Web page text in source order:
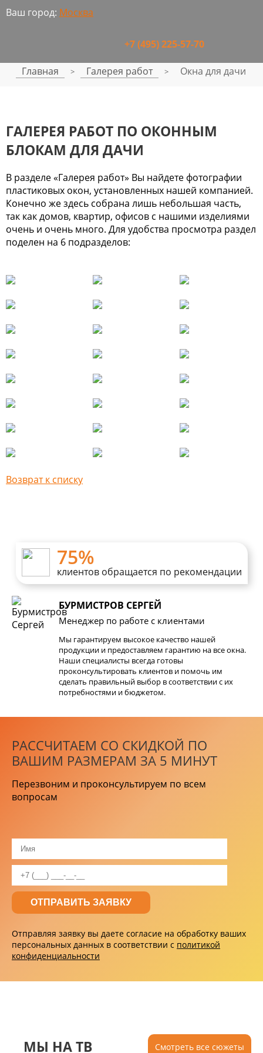
Ваш город: Москва
+7 (495) 225-57-70
Главная > Галерея работ > Окна для дачи
ГАЛЕРЕЯ РАБОТ ПО ОКОННЫМ
БЛОКАМ ДЛЯ ДАЧИ
В разделе «Галерея работ» Вы найдете фотографии
пластиковых окон, установленных нашей компанией.
Конечно же здесь собрана лишь небольшая часть,
так как домов, квартир, офисов с нашими изделиями
очень и очень много. Для удобства просмотра раздел
поделен на 6 подразделов:
Возврат к списку
БУРМИСТРОВ СЕРГЕЙ
Менеджер по работе с клиентами
Мы гарантируем высокое качество нашей
продукции и предоставляем гарантию на все окна.
Наши специалисты всегда готовы
проконсультировать клиентов и помочь им
сделать правильный выбор в соответствии с их
потребностями и бюджетом.
75%
клиентов обращается по рекомендации
РАССЧИТАЕМ СО СКИДКОЙ ПО
ВАШИМ РАЗМЕРАМ ЗА 5 МИНУТ
Перезвоним и проконсультируем по всем
вопросам
Отправляя заявку вы даете согласие на обработку ваших
персональных данных в соответствии с политикой
конфиденциальности
МЫ НА ТВ Смотреть все сюжеты